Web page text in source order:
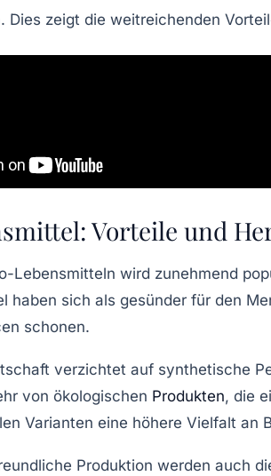
Dies zeigt die weitreichenden
Vorteile und
Lebensmitteln wird zunehmend
haben sich als gesünder für den
schonen.
verzichtet auf synthetische
von ökologischen Produkten, die
Varianten eine höhere Vielfalt an
Produktion werden auch